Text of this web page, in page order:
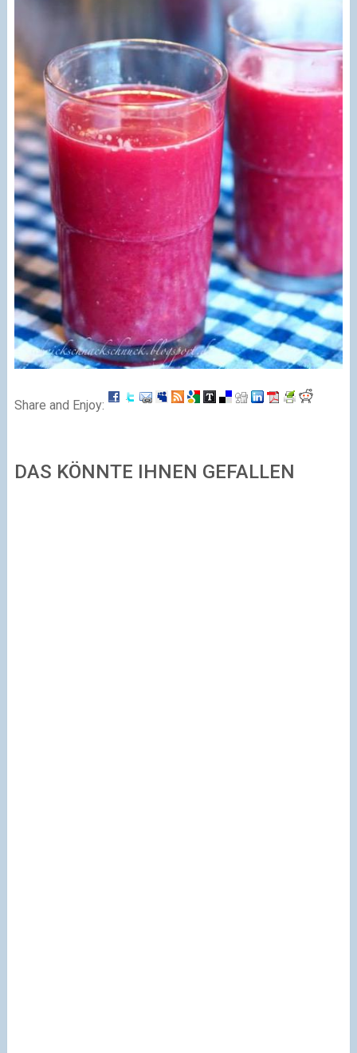
Share and Enjoy:
DAS KÖNNTE IHNEN GEFALLEN